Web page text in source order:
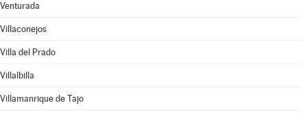
Venturada
Villaconejos
Villa del Prado
Villalbilla
Villamanrique de Tajo